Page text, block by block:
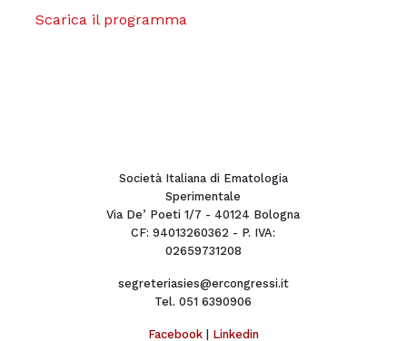
Scarica il programma
Società Italiana di Ematologia
Sperimentale
Via De’ Poeti 1/7 - 40124 Bologna
CF: 94013260362 - P. IVA:
02659731208
segreteriasies@ercongressi.it
Tel. 051 6390906
Facebook| Linkedin